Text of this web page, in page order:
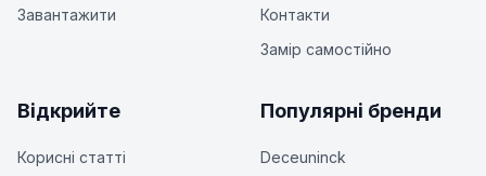
Завантажити
Контакти
Замір самостійно
Відкрийте
Корисні статті
Популярні бренди
Deceuninck